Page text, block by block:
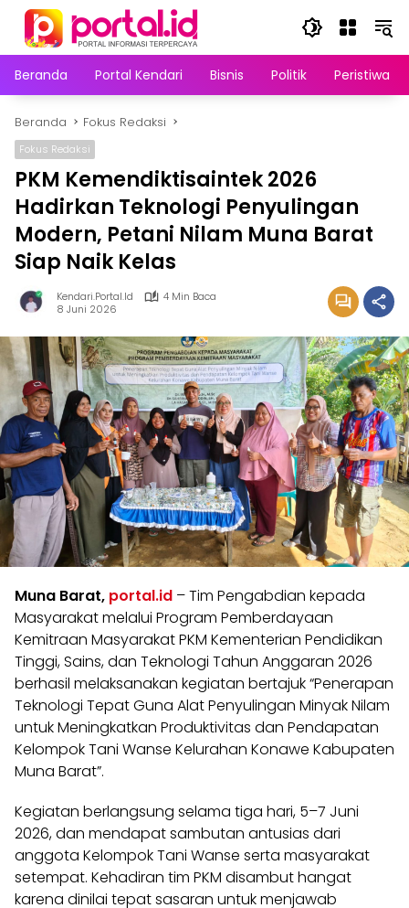
Langsung
konten
Beranda
Portal Kendari Bisnis Politik Peristiwa
Beranda Fokus Redaksi
Fokus Redaksi
PKM Kemendiktisaintek 2026
Hadirkan Teknologi Penyulingan
Modern, Petani Nilam Muna Barat
Siap Naik Kelas
Kendari.portal.id
4 Min Baca
8 Juni 2026
Muna Barat, portal.id – Tim Pengabdian kepada
Masyarakat melalui Program Pemberdayaan
Kemitraan Masyarakat PKM Kementerian Pendidikan
Tinggi, Sains, dan Teknologi Tahun Anggaran 2026
berhasil melaksanakan kegiatan bertajuk “Penerapan
Teknologi Tepat Guna Alat Penyulingan Minyak Nilam
untuk Meningkatkan Produktivitas dan Pendapatan
Kelompok Tani Wanse Kelurahan Konawe Kabupaten
Muna Barat”.
Kegiatan berlangsung selama tiga hari, 5–7 Juni
2026, dan mendapat sambutan antusias dari
anggota Kelompok Tani Wanse serta masyarakat
setempat. Kehadiran tim PKM disambut hangat
karena dinilai tepat sasaran untuk menjawab